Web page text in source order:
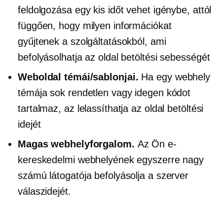
feldolgozása egy kis időt vehet igénybe, attól
függően, hogy milyen információkat
gyűjtenek a szolgáltatásokból, ami
befolyásolhatja az oldal betöltési sebességét
Weboldal témái/sablonjai. Ha egy webhely
témája sok rendetlen vagy idegen kódot
tartalmaz, az lelassíthatja az oldal betöltési
idejét
Magas webhelyforgalom. Az Ön e-
kereskedelmi webhelyének egyszerre nagy
számú látogatója befolyásolja a szerver
válaszidejét.